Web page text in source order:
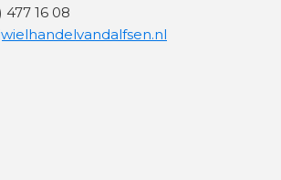
16 08